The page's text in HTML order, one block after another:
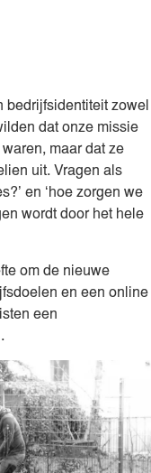
bedrijfsidentiteit zowel
dat onze missie
maar dat ze
uit. Vragen als
en ‘hoe zorgen we
wordt door het hele
om de nieuwe
en een online
een